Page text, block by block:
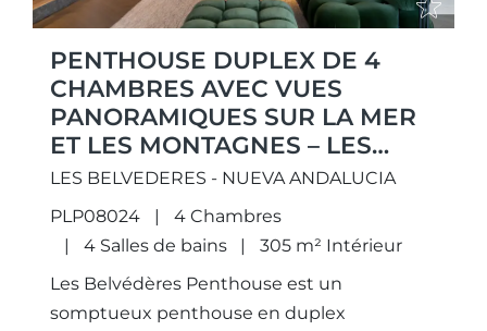
PENTHOUSE DUPLEX DE 4
CHAMBRES AVEC VUES
PANORAMIQUES SUR LA MER
ET LES MONTAGNES – LES
BELVÉDÈRES, NUEVA
ANDALUCÍA
LES BELVEDERES - NUEVA ANDALUCIA
PLP08024
4 Chambres
4 Salles de bains
305 m² Intérieur
Les Belvédères Penthouse est un
somptueux penthouse en duplex